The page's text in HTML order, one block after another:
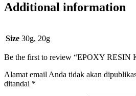
Additional information
Size 30g, 20g
Be the first to review “EPOXY
Alamat email Anda tidak akan
ditandai *